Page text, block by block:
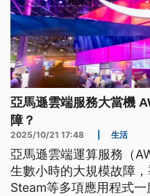
亞馬遜雲端服務大當機
障？
2025/10/21 17:48 生活
亞馬遜雲端運算服務（
生數小時的大規模故障
Steam等多項應用程式